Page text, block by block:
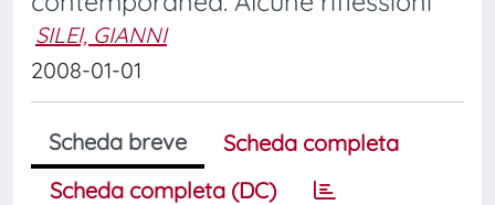
SILEI, GIANNI
2008-01-01
Scheda breve
Scheda completa
Scheda completa (DC)